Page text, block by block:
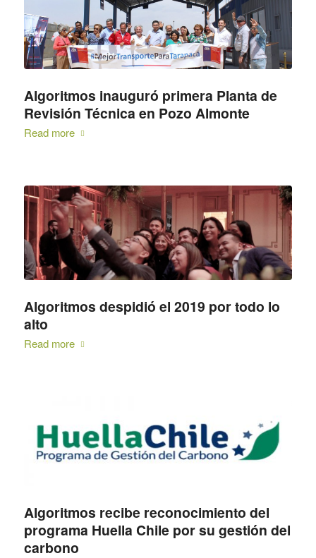
Algoritmos inauguró primera Planta de
Revisión Técnica en Pozo Almonte
Read more
Algoritmos despidió el 2019 por todo lo
alto
Read more
Algoritmos recibe reconocimiento del
programa Huella Chile por su gestión del
carbono